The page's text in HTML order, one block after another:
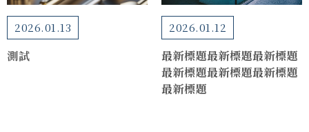
2026.01.13
測試
2026.01.12
最新標題最新標題最新標題
最新標題最新標題最新標題
最新標題